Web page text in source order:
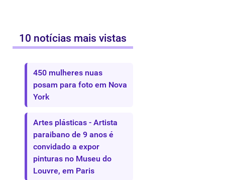
10 notícias mais vistas
450 mulheres nuas
posam para foto em Nova
York
Artes plásticas - Artista
paraibano de 9 anos é
convidado a expor
pinturas no Museu do
Louvre, em Paris